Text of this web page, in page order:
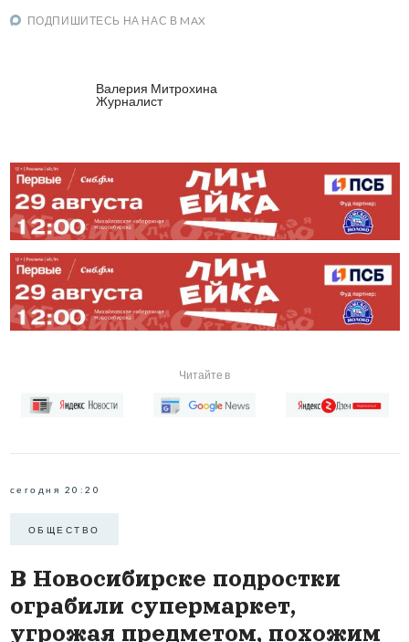
ПОДПИШИТЕСЬ НА НАС В MAX
Валерия Митрохина
Журналист
Читайте в
сегодня 20:20
ОБЩЕСТВО
В Новосибирске подростки
ограбили супермаркет,
угрожая предметом, похожим